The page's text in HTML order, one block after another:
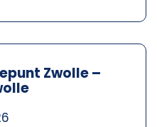
Zwolle –